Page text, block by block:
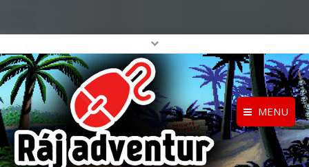
MENU
Registrace Home